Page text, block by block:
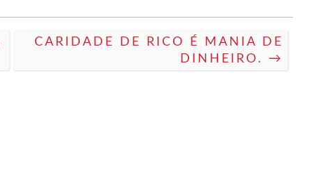
CARIDADE DE RICO É MANIA DE
DINHEIRO. →